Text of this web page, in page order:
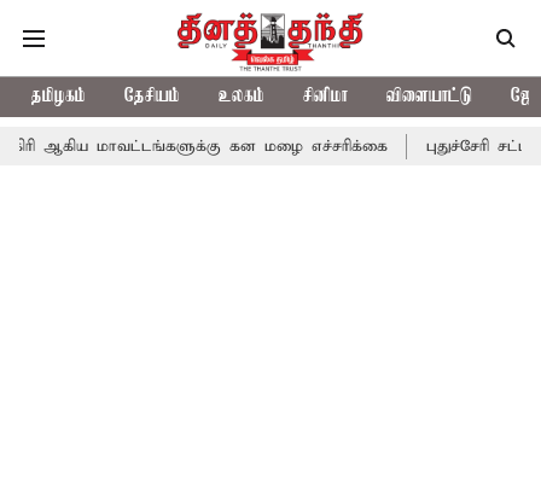
தமிழகம் தேசியம் உலகம் சினிமா விளையாட்டு
கன மழை எச்சரிக்கை புதுச்சேரி சட்டசபையில்